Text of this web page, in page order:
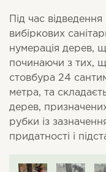
Під час
вибіркових
нумерація дерев,
починаючи з тих,
стовбура 24
метра, та
дерев,
рубки із
придатності і